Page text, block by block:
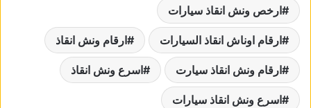
ارخص ونش انقاذ سيارات
ارقام اوناش انقاذ السيارات ارقام ونش انقاذ
ارقام ونش انقاذ سيارت اسرع ونش انقاذ
اسرع ونش انقاذ سيارات